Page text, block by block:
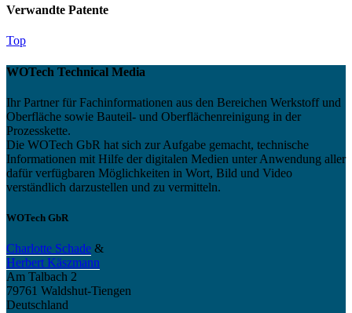
Verwandte Patente
Top
WOTech Technical Media
Ihr Partner für Fachinformationen aus den Bereichen Werkstoff und
Oberfläche sowie Bauteil- und Oberflächenreinigung in der
Prozesskette.
Die WOTech GbR hat sich zur Aufgabe gemacht, technische
Informationen mit Hilfe der digitalen Medien unter Anwendung aller
dafür verfügbaren Möglichkeiten in Wort, Bild und Video
verständlich darzustellen und zu vermitteln.
WOTech GbR
Charlotte Schade &
Herbert Käszmann
Am Talbach 2
79761 Waldshut-Tiengen
Deutschland